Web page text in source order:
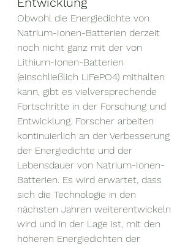
Obwohl die Energiedichte von
Natrium-Ionen-Batterien derzeit
noch nicht ganz mit der von
Lithium-Ionen-Batterien
(einschließlich LiFePO4) mithalten
kann, gibt es vielversprechende
Fortschritte in der Forschung und
Entwicklung. Forscher arbeiten
kontinuierlich an der Verbesserung
der Energiedichte und der
Lebensdauer von Natrium-Ionen-
Batterien. Es wird erwartet, dass
sich die Technologie in den
nächsten Jahren weiterentwickeln
wird und in der Lage ist, mit den
höheren Energiedichten der